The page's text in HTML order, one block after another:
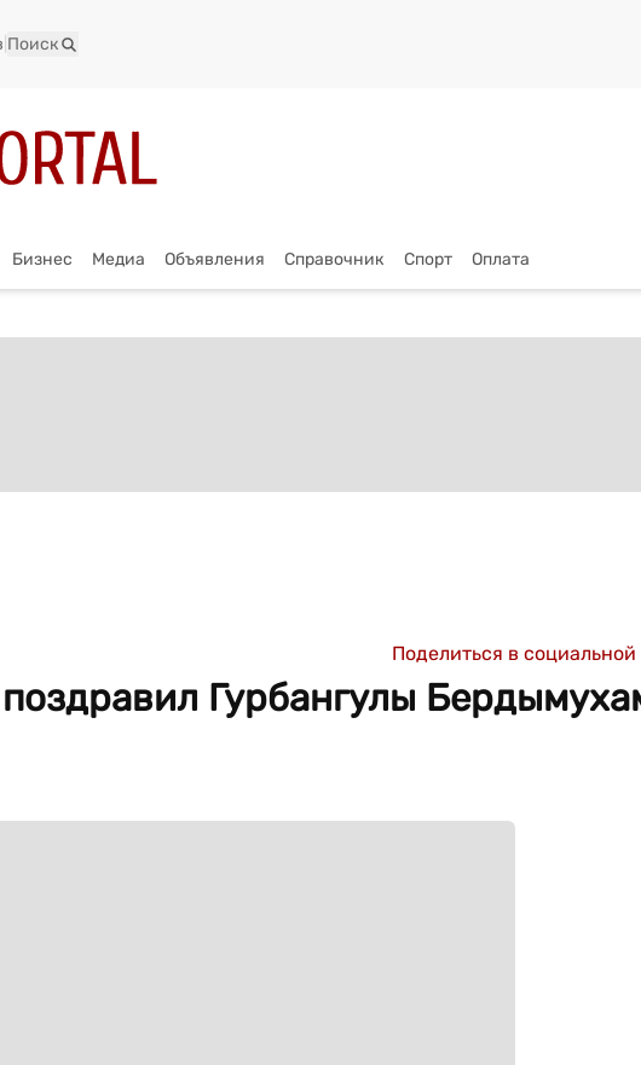
Поиск
Бизнес Медиа Объявления Справочник Спорт Оплата
Поделиться в социальной
Гурбангулы